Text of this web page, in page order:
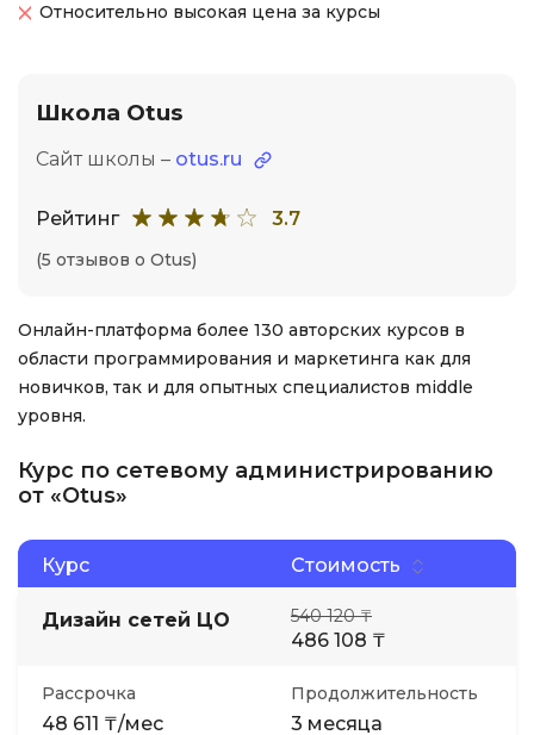
Относительно высокая цена за курсы
Школа Otus
Сайт школы – otus.ru
Рейтинг 3.7
(5 отзывов о Otus)
Онлайн-платформа более 130 авторских курсов в
области программирования и маркетинга как для
новичков, так и для опытных специалистов middle
уровня.
Курс по сетевому администрированию
от «Otus»
Курс Стоимость
Дизайн сетей ЦО 540 120 ₸
486 108 ₸
Рассрочка
48 611 ₸/мес
Продолжительность
3 месяца